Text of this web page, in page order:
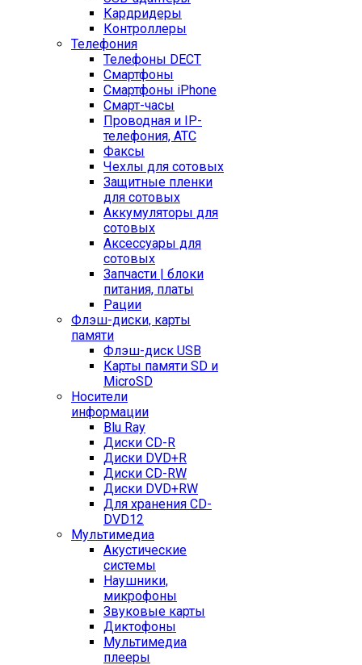
Кардридеры
Контроллеры
Телефония
Телефоны DECT
Смартфоны
Смартфоны iPhone
Смарт-часы
Проводная и IP-
телефония, АТС
Факсы
Чехлы для сотовых
Защитные пленки
для сотовых
Аккумуляторы для
сотовых
Аксессуары для
сотовых
Запчасти | блоки
питания, платы
Рации
Флэш-диски, карты
памяти
Флэш-диск USB
Карты памяти SD и
MicroSD
Носители
информации
Blu Ray
Диски CD-R
Диски DVD+R
Диски CD-RW
Диски DVD+RW
Для хранения CD-
DVD12
Мультимедиа
Акустические
системы
Наушники,
микрофоны
Звуковые карты
Диктофоны
Мультимедиа
плееры